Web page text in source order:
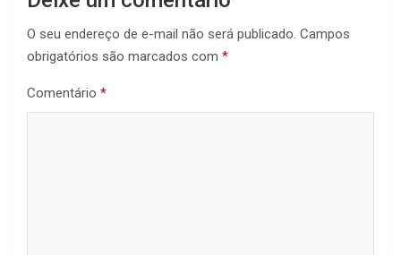
O seu endereço de e-mail não será publicado. Campos
obrigatórios são marcados com *
Comentário *